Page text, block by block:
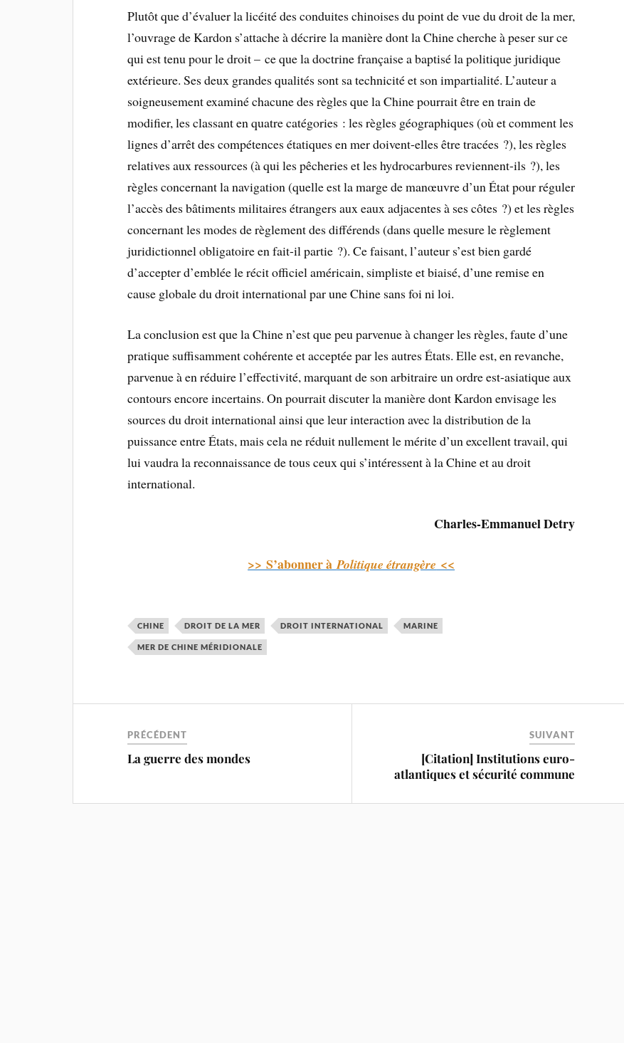
Plutôt que d’évaluer la licéité des conduites chinoises du point de vue du droit de la mer,
l’ouvrage de Kardon s’attache à décrire la manière dont la Chine cherche à peser sur ce
qui est tenu pour le droit – ce que la doctrine française a baptisé la politique juridique
extérieure. Ses deux grandes qualités sont sa technicité et son impartialité. L’auteur a
soigneusement examiné chacune des règles que la Chine pourrait être en train de
modifier, les classant en quatre catégories : les règles géographiques (où et comment les
lignes d’arrêt des compétences étatiques enmer doivent-elles être tracées ?), les règles
relatives aux ressources (à qui les pêcheries et les hydrocarbures reviennent-ils ?), les
règles concernant la navigation (quelle est la marge de manœuvre d’un État pour réguler
l’accès des bâtiments militaires étrangers aux eaux adjacentes à ses côtes ?) et les règles
concernant les modes de règlement des différends (dans quelle mesure le règlement
juridictionnel obligatoire en fait-il partie ?). Ce faisant, l’auteur s’est bien gardé
d’accepter d’emblée le récit officiel américain, simpliste et biaisé, d’une remise en
cause globale du droit international par une Chine sans foi ni loi.
La conclusion est que la Chine n’est que peu parvenue à changer les règles, faute d’une
pratique suffisamment cohérente et acceptée par les autres États. Elle est, en revanche,
parvenue à en réduire l’effectivité, marquant de son arbitraire un ordre est-asiatique aux
contours encore incertains. On pourrait discuter la manière dont Kardon envisage les
sources du droit international ainsi que leur interaction avec la distribution de la
puissance entre États, mais cela ne réduit nullement le mérite d’un excellent travail, qui
lui vaudra la reconnaissance de tous ceux qui s’intéressent à la Chine et au droit
international.
Charles-EmmanuelDetry
>> S’abonner àPolitique étrangère <<
CHINE DROIT DE LA MER DROIT INTERNATIONAL MARINE
MER DE CHINE MÉRIDIONALE
PRÉCÉDENT
La guerre des mondes
SUIVANT
[Citation] Institutions euro-
atlantiques et sécurité commune